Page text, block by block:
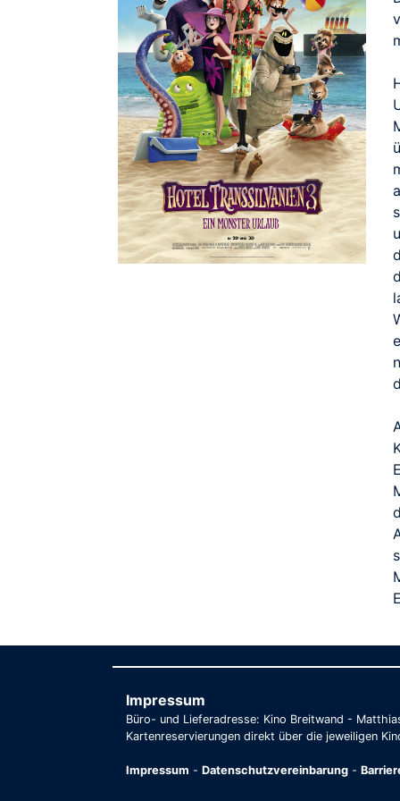
Impressum
Büro- und Lieferadresse: Kino Breitwand -
Kartenreservierungen direkt über die jeweiligen
Impressum - Datenschutzvereinbarung -